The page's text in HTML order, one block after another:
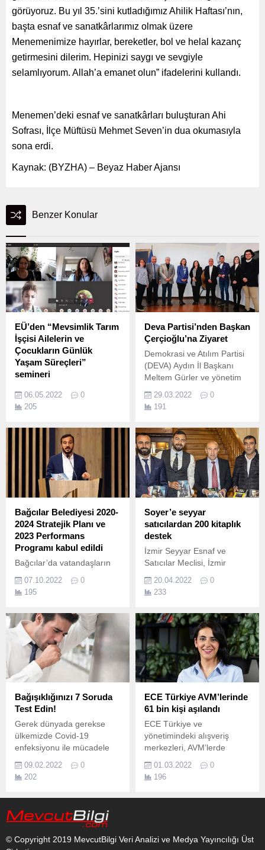
görüyoruz. Bu yıl 35.’sini kutladığımız Ahilik Haftası’nın,
başta esnaf ve sanatkârlarımız olmak üzere
Menemenimize hayırlar, bereketler, bol ve helal kazanç
getirmesini dilerim. Hepinizi saygı ve sevgiyle
selamlıyorum. Allah’a emanet olun” ifadelerini kullandı.
Menemen’deki esnaf ve sanatkârları buluşturan Ahi
Sofrası, İlçe Müftüsü Mehmet Seven’in dua okumasıyla
sona erdi.
Kaynak: (BYZHA) – Beyaz Haber Ajansı
Benzer Konular
EÜ’den “Mevsimlik Tarım
İşçisi Ailelerin ve
Çocukların Günlük
Yaşam Süreçleri”
semineri
Ege Üniversitesi (EÜ)
Eğitim Fakültesi Okul
Öncesi Eğitimi Anabilim Dalı
“Çocuk Aile ve Eğitim
Seminerleri” kapsamında
"Mevsimlik Tarım İşçisi
Ailelerin ve Çocukların
Günlük Yaşam Süreçleri"
konulu seminer
gerçekleştirildi.
06.05.2022
0
205
Deva Partisi’nden Başkan
Çerçioğlu’na Ziyaret
Demokrasi ve Atılım Partisi
(DEVA) Aydın İl Başkanı
Meltem Gürler ve yönetim
kurulu üyeleri, Aydın
Büyükşehir Belediye
Başkanı Özlem Çerçioğlu’nu
29.03.2022
0
191
Bağcılar Belediyesi 2020-
2024 Stratejik Planı ve
2023 Performans
Programı kabul edildi
Bağcılar’da vatandaşların
artıracak hizmetler sunan
Bağcılar Belediyesi’nin
kapsayan Stratejik Planı,
2023 Performans Programı
ve 2023 Mali Yılı Bütçesi,
belediye meclisinde kabul
edildi.
07.10.2022
0
195
Soyer’e seyyar
satıcılardan 200 kitaplık
destek
İzmir Seyyar Esnaf ve
Satıcılar Meclisi, İzmir
Her Mahalleye Bir
Kütüphane kampanyasına
20.04.2022
0
233
Bağışıklığınızı 7 Soruda
Test Edin!
Gerek dünyada gerekse
ülkemizde Covid-19
enfeksiyonu ile mücadele
tüm hızıyla devam ederken,
virüs ise doğası gereği
mutasyona uğrayarak çeşitli
09.02.2022
0
202
ECE Türkiye AVM’lerinde
61 bin kişi aşılandı
ECE Türkiye ve
yönetimindeki alışveriş
merkezleri, AVM’lerde
kurulan aşılama noktaları ile
Sağlık Bakanlığı tarafından
Covid-19 ile mücadele
01.03.2022
0
196
© Copyright 2019 MevcutBilgi Veri Analizi ve Medya Yayıncılığı Üst